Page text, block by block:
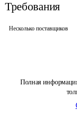
Полная
Требования
Несколько поставщиков